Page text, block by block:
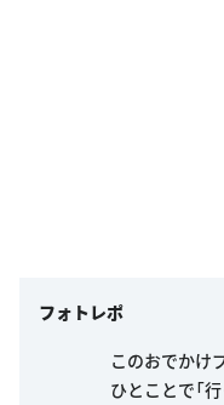
フォトレポ
このおでかけ
ひとことで「